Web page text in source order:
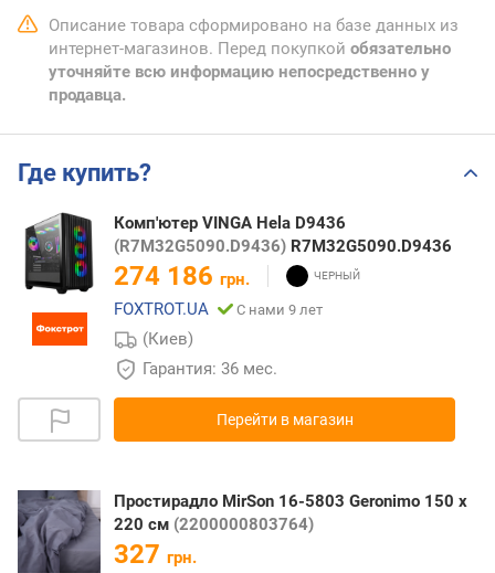
Описание товара сформировано на базе данных из
интернет-магазинов. Перед покупкой обязательно
уточняйте всю информацию непосредственно у
продавца.
Где купить?
Комп'ютер VINGA Hela D9436
(R7M32G5090.D9436) R7M32G5090.D9436
274 186 грн.
FOXTROT.UA
С нами 9 лет
(Киев)
Гарантия: 36 мес.
Перейти в магазин
Простирадло MirSon 16-5803 Geronimo 150 х
220 см (2200000803764)
327 грн.